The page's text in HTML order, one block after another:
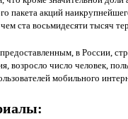
пакета акций
ста восьмидесяти тысяч
в России,
возросло число человек,
мобильного